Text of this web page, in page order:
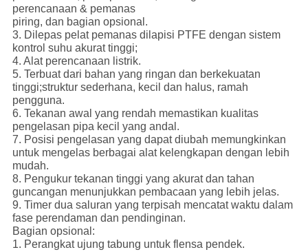
perencanaan & pemanas
piring, dan bagian opsional.
3. Dilepas pelat pemanas dilapisi PTFE dengan sistem
kontrol suhu akurat tinggi;
4. Alat perencanaan listrik.
5. Terbuat dari bahan yang ringan dan berkekuatan
tinggi;struktur sederhana, kecil dan halus, ramah
pengguna.
6. Tekanan awal yang rendah memastikan kualitas
pengelasan pipa kecil yang andal.
7. Posisi pengelasan yang dapat diubah memungkinkan
untuk mengelas berbagai alat kelengkapan dengan lebih
mudah.
8. Pengukur tekanan tinggi yang akurat dan tahan
guncangan menunjukkan pembacaan yang lebih jelas.
9. Timer dua saluran yang terpisah mencatat waktu dalam
fase perendaman dan pendinginan.
Bagian opsional:
1. Perangkat ujung tabung untuk flensa pendek.